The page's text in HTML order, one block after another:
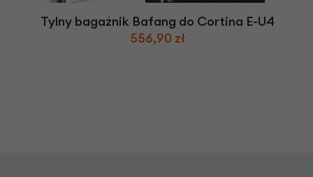
Tylny bagażnik Bafang do Cortina E-U4
556,90 zł